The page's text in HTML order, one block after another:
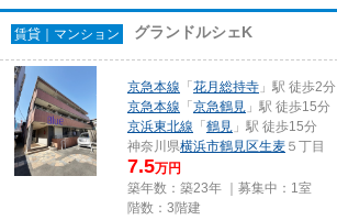
賃貸｜マンション グランドルシェK
京急本線 「 花月総持寺 」駅 徒歩2分
京急本線 「 京急鶴見 」駅 徒歩15分
京浜東北線 「 鶴見 」駅 徒歩15分
神奈川県横浜市鶴見区生麦 ５丁目
7.5万円
築年数：築23年 ｜募集中： 1室
階数：3階建